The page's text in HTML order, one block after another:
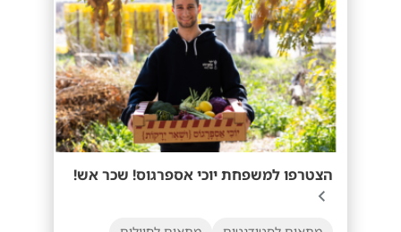
הצטרפו למשפחת יוכי אספרגוס! שכר אש!